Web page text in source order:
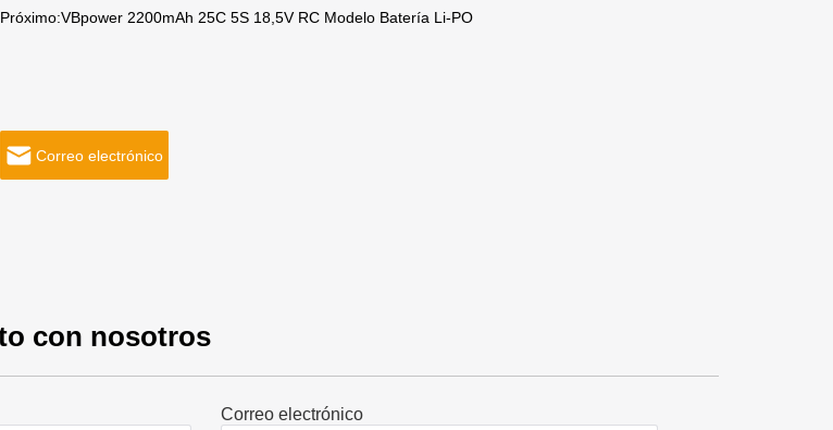
Próximo:VBpower 2200mAh 25C 5S 18,5V RC Modelo Batería Li-PO
Correo electrónico
con nosotros
Correo electrónico